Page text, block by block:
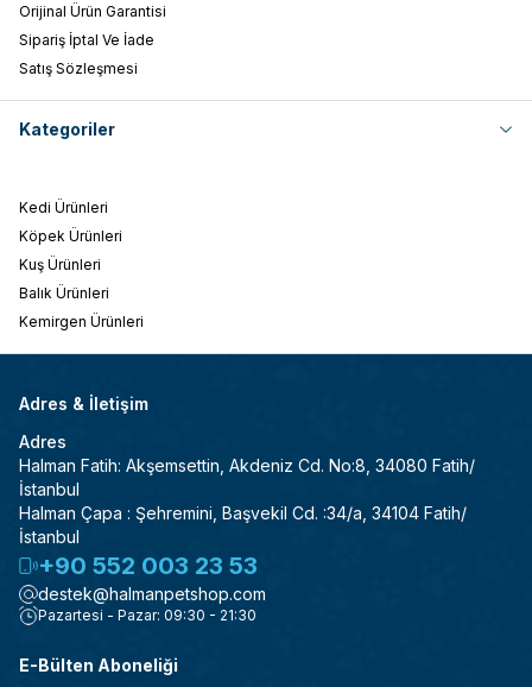
Orijinal Ürün Garantisi
Sipariş İptal Ve İade
Satış Sözleşmesi
Kategoriler
Kedi Ürünleri
Köpek Ürünleri
Kuş Ürünleri
Balık Ürünleri
Kemirgen Ürünleri
Adres & İletişim
Adres
Halman Fatih: Akşemsettin, Akdeniz Cd. No:8, 34080 Fatih/
İstanbul
Halman Çapa : Şehremini, Başvekil Cd. :34/a, 34104 Fatih/
İstanbul
+90 552 003 23 53
destek@halmanpetshop.com
Pazartesi - Pazar: 09:30 - 21:30
E-Bülten Aboneliği